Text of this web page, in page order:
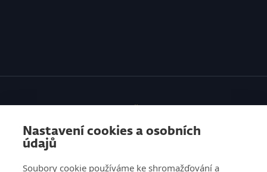
Nastavení cookies a osobních
údajů
Soubory cookie používáme ke shromažďování a
VZDĚLÁVÁNÍ
O NÁS